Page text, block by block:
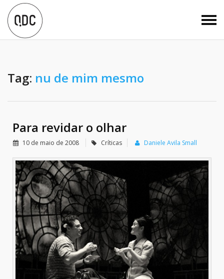
Tag: nu de mim mesmo
Para revidar o olhar
10 de maio de 2008 Críticas Daniele Avila Small